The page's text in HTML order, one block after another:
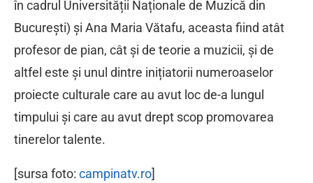
în cadrul Universității Naționale de Muzică din
București) și Ana Maria Vătafu, aceasta fiind atât
profesor de pian, cât și de teorie a muzicii, și de
altfel este și unul dintre inițiatorii numeroaselor
proiecte culturale care au avut loc de-a lungul
timpului și care au avut drept scop promovarea
tinerelor talente.
[sursa foto: campinatv.ro]